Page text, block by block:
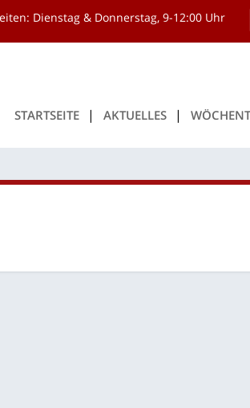
Dienstag & Donnerstag, 9-12:00 Uhr
START­SEI­TE AKTU­EL­LES